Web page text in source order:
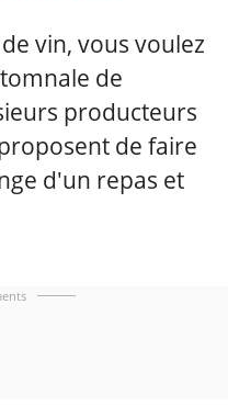
vin, vous voulez
de
producteurs
de faire
d'un repas et